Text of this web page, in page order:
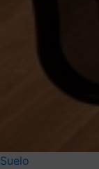
Suelo